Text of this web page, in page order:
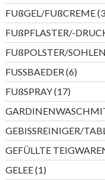
FUßGEL/FUßCREME
FUßPFLASTER/-
FUßPOLSTER/SOHLEN
FUSSBAEDER 66
FUßSPRAY 1717
Produkte
GEBISSREINIGER/
GEFÜLLTE
GELEE 11